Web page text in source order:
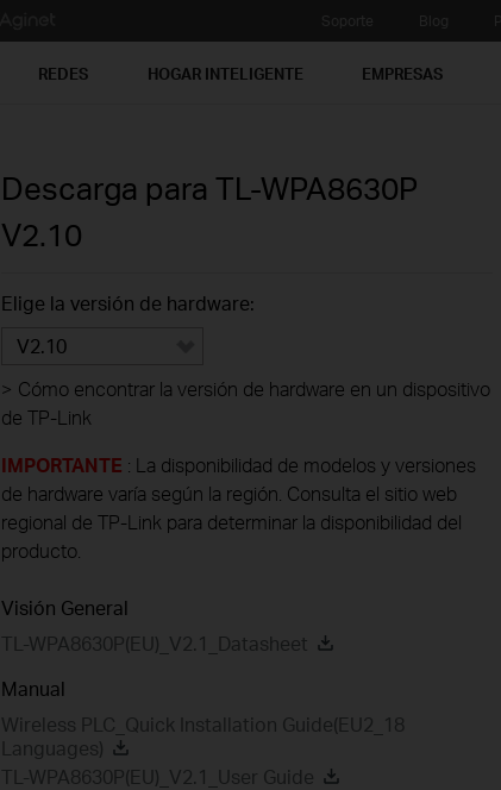
REDES HOGAR INTELIGENTE EMPRESAS
Descarga para TL-WPA8630P
V2.10
Elige la versión de hardware:
V2.10
> Cómo encontrar la versión de hardware en un dispositivo
de TP-Link
IMPORTANTE : La disponibilidad de modelos y versiones
de hardware varía según la región. Consulta el sitio web
regional de TP-Link para determinar la disponibilidad del
producto.
Visión General
TL-WPA8630P(EU)_V2.1_Datasheet
Manual
Wireless PLC_Quick Installation Guide(EU2_18
Languages)
TL-WPA8630P(EU)_V2.1_User Guide